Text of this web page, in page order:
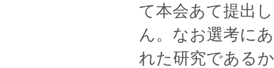
て本会あて提出
ん。なお選考に
れた研究である